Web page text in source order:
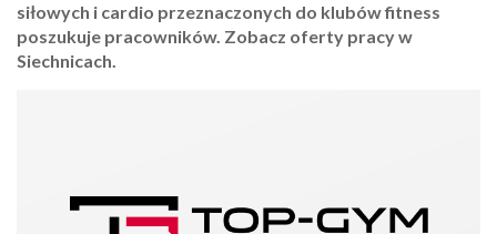
siłowych i cardio przeznaczonych do klubów fitness
poszukuje pracowników. Zobacz oferty pracy w
Siechnicach.